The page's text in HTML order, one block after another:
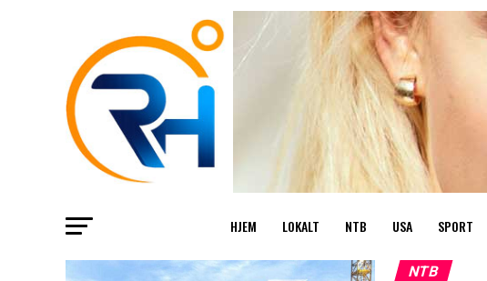
HJEM LOKALT NTB USA SPORT
NTB